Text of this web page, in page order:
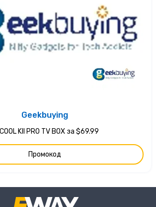
Geekbuying
KII PRO TV BOX за $69.99
Промокод